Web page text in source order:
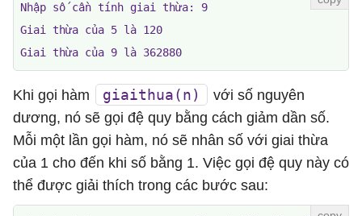
Nhập số cần tính giai thừa: 9
Giai thừa của 5 là 120
Giai thừa của 9 là 362880
Khi gọi hàm giaithua(n)
với số nguyên
dương, nó sẽ gọi đệ quy bằng cách giảm dần số.
Mỗi một lần gọi hàm, nó sẽ nhân số với giai thừa
của 1 cho đến khi số bằng 1. Việc gọi đệ quy này có
thể được giải thích trong các bước sau: